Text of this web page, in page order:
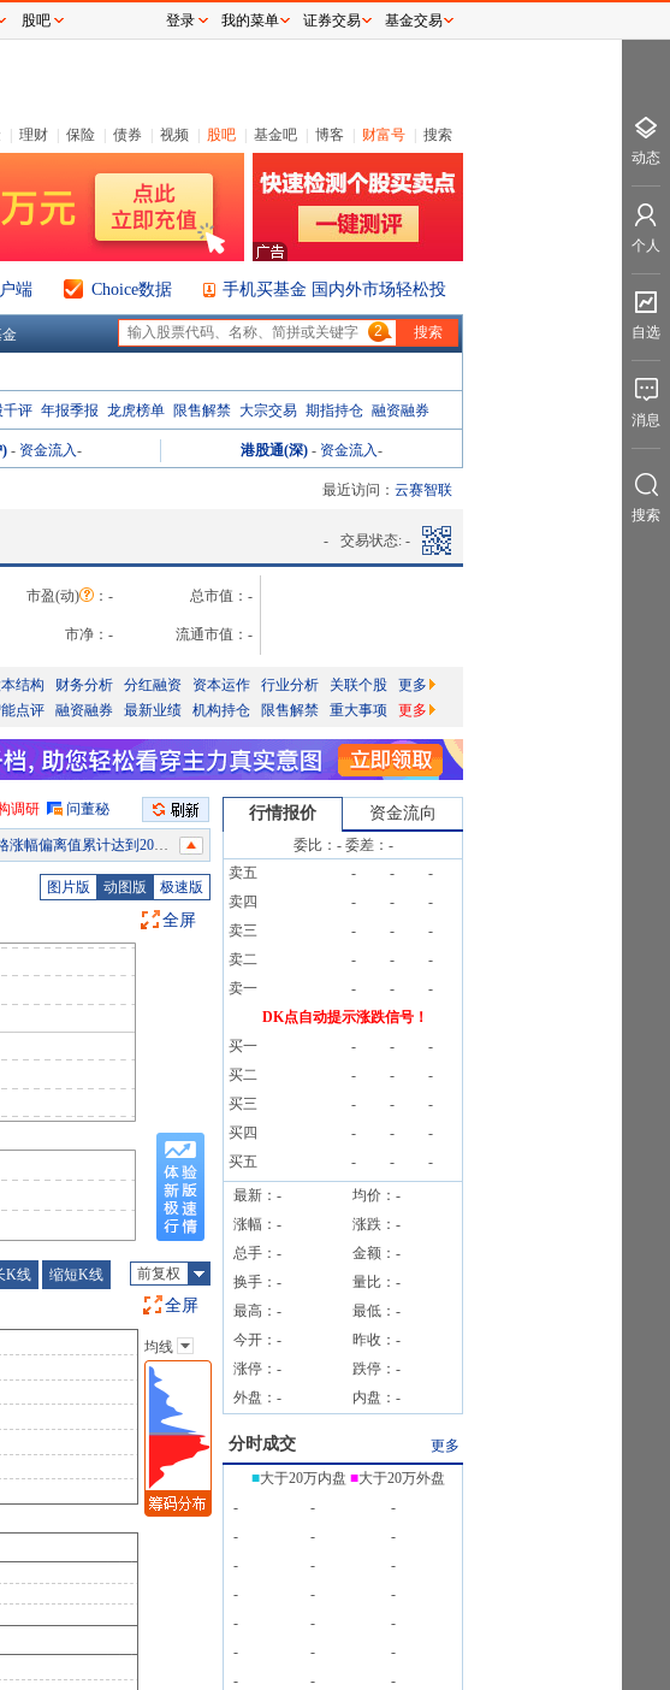
理财 保险 债券 视频 股吧 基金吧 博客 财富号 搜索
端 Choice数据 手机买基金 国内外市场轻松投
金 2
千评 年报季报 龙虎榜单 限售解禁 大宗交易 期指持仓 融资融券
) - 资金流入- 港股通(深) - 资金流入-
最近访问： 云赛智联
- 交易状态: -
市盈(动) ： - 总市值： -
市净： - 流通市值： -
结构 财务分析 分红融资 资本运作 行业分析 关联个股
更多
点评 融资融券 最新业绩 机构持仓 限售解禁 重大事项 更多
调研 问董秘
到20%的证券”披露龙虎榜信息
结果的公告》等4条公告
伙)、上海汇资投资有限公司、GP兼管理人和执行事务合伙人华鑫宽众,GP兼执行事务合伙人晋成基金共同出资设立,其中埃迪希和华鑫置业为公司关联方。公司作为有限合伙人以自有资金出资0.85亿元,出资比例为8.483%。
只证券”披露龙虎榜信息
派实施公告》等2条公告
动公告》
图片版 动图版 极速版
全屏
K线 缩短K线 前复权
全屏
主图指标
均线
EXPMA
SAR
BBI
均线
行情报价 资金流向
委比： -委差： -
卖五
- -
-
卖四
- -
-
卖三
- -
-
卖二
- -
-
卖一
- -
-
DK点自动提示涨跌信号！
买一
- -
-
买二
- -
-
买三
- -
-
买四
- -
-
买五
- -
-
最新： - 均价： -
涨幅： - 涨跌： -
总手： - 金额： -
换手： - 量比： -
最高： - 最低： -
今开： - 昨收： -
涨停： - 跌停： -
外盘： - 内盘： -
分时成交
更多
■大于20万内盘 ■大于20万外盘
-
-
-
-
-
-
-
-
-
-
-
-
-
-
-
-
-
-
-
-
-
股吧 登录 我的菜单 证券交易 基金交易
动态
个人
自选
消息
搜索